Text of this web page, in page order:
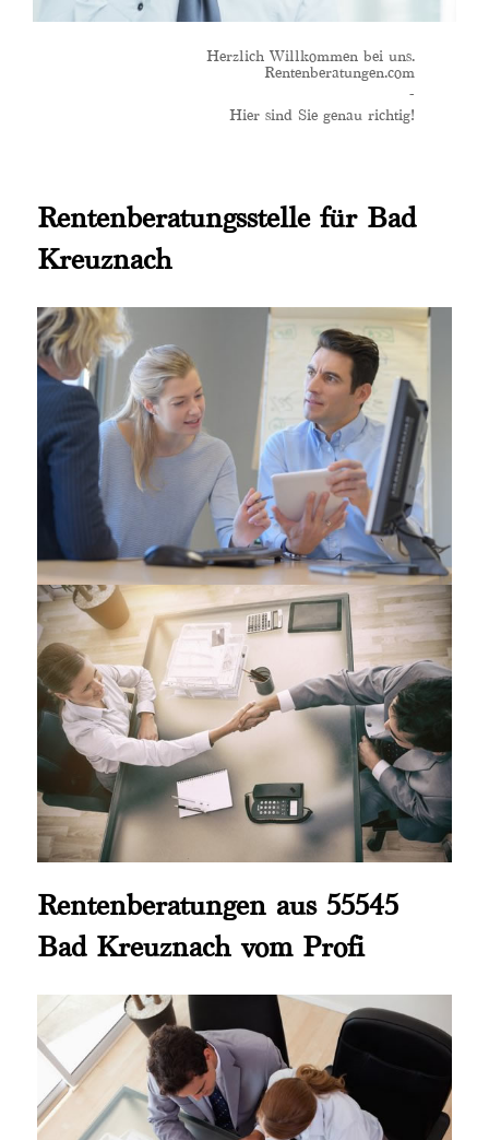
Herzlich Willkommen bei uns.
Rentenberatungen.com
-
Hier sind Sie genau richtig!
Rentenberatungsstelle für Bad
Kreuznach
Rentenberatungen aus 55545
Bad Kreuznach vom Profi